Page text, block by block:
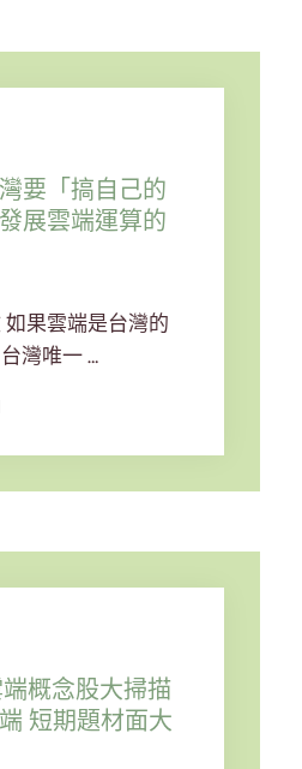
要「搞自己的
展雲端運算的
果雲端是台灣的
灣唯一 …
概念股大掃描
短期題材面大